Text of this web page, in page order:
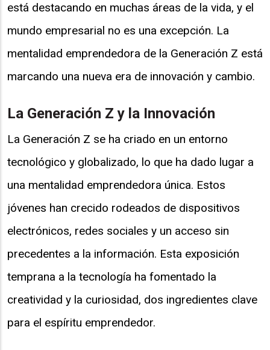
está destacando en muchas áreas de la vida, y el
mundo empresarial no es una excepción. La
mentalidad emprendedora de la Generación Z está
marcando una nueva era de innovación y cambio.
La Generación Z y la Innovación
La Generación Z se ha criado en un entorno
tecnológico y globalizado, lo que ha dado lugar a
una mentalidad emprendedora única. Estos
jóvenes han crecido rodeados de dispositivos
electrónicos, redes sociales y un acceso sin
precedentes a la información. Esta exposición
temprana a la tecnología ha fomentado la
creatividad y la curiosidad, dos ingredientes clave
para el espíritu emprendedor.